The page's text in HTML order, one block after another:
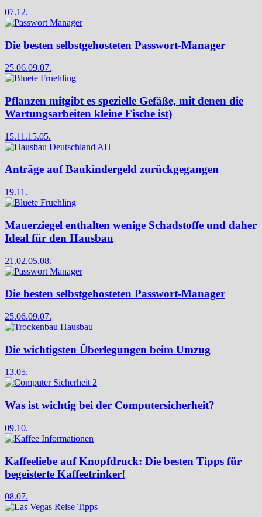
07.12.
Die besten selbstgehosteten Passwort-Manager
25.06.09.07.
Pflanzen mitgibt es spezielle Gefäße, mit denen die
Wartungsarbeiten kleine Fische ist)
15.11.15.05.
Anträge auf Baukindergeld zurückgegangen
19.11.
Mauerziegel enthalten wenige Schadstoffe und daher
Ideal für den Hausbau
21.02.05.08.
Die besten selbstgehosteten Passwort-Manager
25.06.09.07.
Die wichtigsten Überlegungen beim Umzug
13.05.
Was ist wichtig bei der Computersicherheit?
09.10.
Kaffeeliebe auf Knopfdruck: Die besten Tipps für
begeisterte Kaffeetrinker!
08.07.